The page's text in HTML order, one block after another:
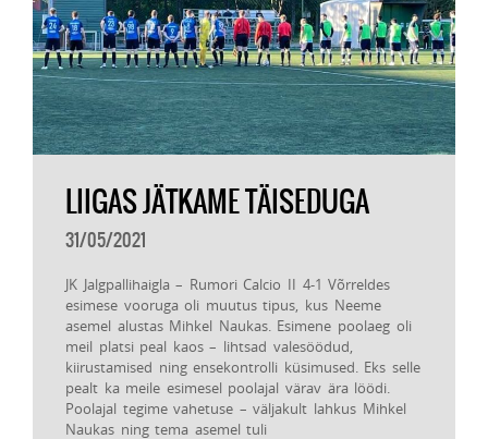
LIIGAS JÄTKAME TÄISEDUGA
31/05/2021
JK Jalgpallihaigla – Rumori Calcio II 4-1 Võrreldes
esimese vooruga oli muutus tipus, kus Neeme
asemel alustas Mihkel Naukas. Esimene poolaeg oli
meil platsi peal kaos – lihtsad valesöödud,
kiirustamised ning ensekontrolli küsimused. Eks selle
pealt ka meile esimesel poolajal värav ära löödi.
Poolajal tegime vahetuse – väljakult lahkus Mihkel
Naukas ning tema asemel tuli